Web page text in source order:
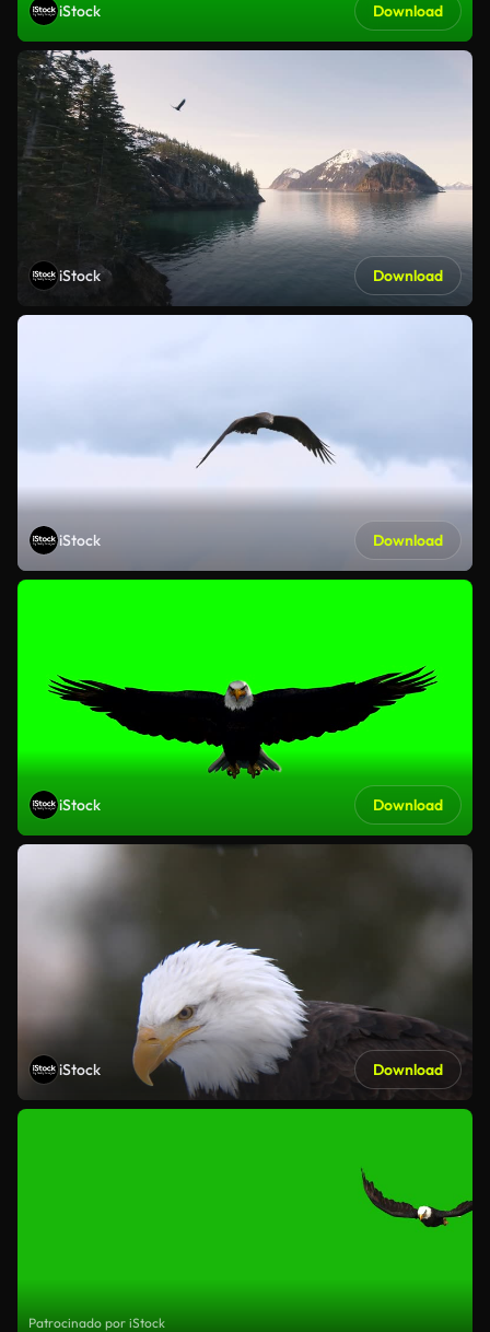
iStock Download
iStock Download
iStock Download
iStock Download
iStock Download
Patrocinado por iStock